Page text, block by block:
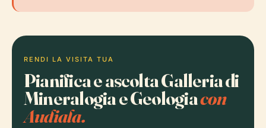
RENDI LA VISITA TUA
Pianifica e ascolta Galleria di
Mineralogia e Geologiacon
Audiala.